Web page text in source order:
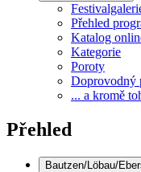
Přehled
Katalog
Kategorie
Poroty
Doprovodný
... a kromě
Přehled
Bautzen/Löbau/